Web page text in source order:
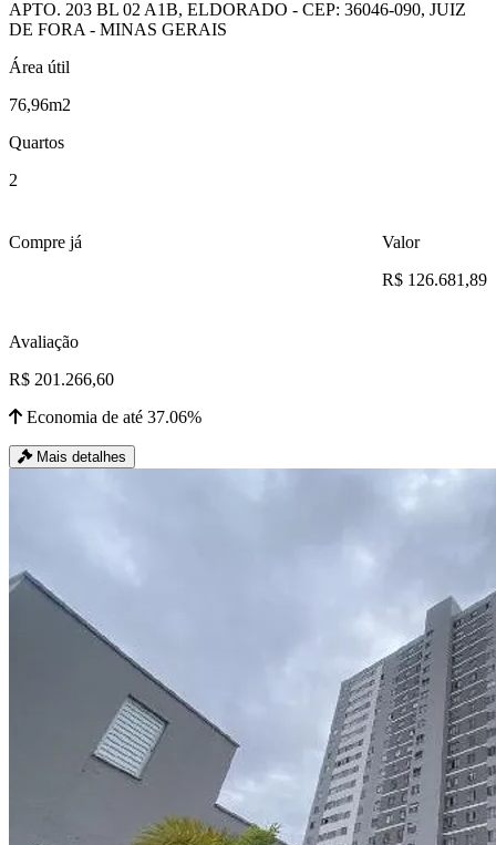
APTO. 203 BL 02 A1B, ELDORADO - CEP: 36046-090, JUIZ
DE FORA - MINAS GERAIS
Área útil
76,96m2
Quartos
2
Compre já
Valor
R$ 126.681,89
Avaliação
R$ 201.266,60
Economia de até 37.06%
Mais detalhes